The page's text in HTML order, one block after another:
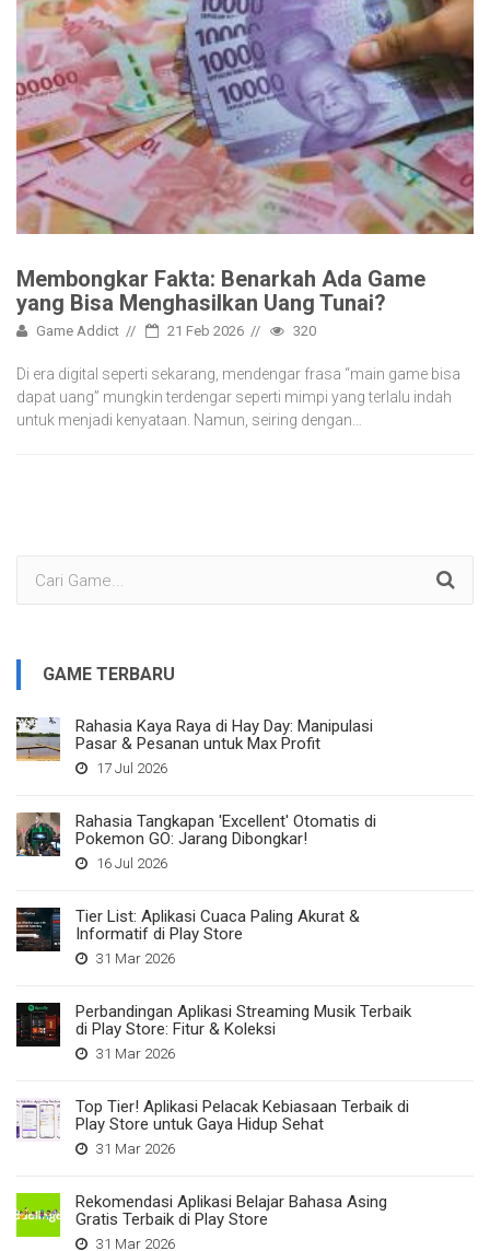
Membongkar Fakta: Benarkah Ada Game
yang Bisa Menghasilkan Uang Tunai?
Game Addict 21 Feb 2026 320
Di era digital seperti sekarang, mendengar frasa “main game bisa
dapat uang” mungkin terdengar seperti mimpi yang terlalu indah
untuk menjadi kenyataan. Namun, seiring dengan…
GAME TERBARU
Rahasia Kaya Raya di Hay Day: Manipulasi
Pasar & Pesanan untuk Max Profit
17 Jul 2026
Rahasia Tangkapan 'Excellent' Otomatis di
Pokemon GO: Jarang Dibongkar!
16 Jul 2026
Tier List: Aplikasi Cuaca Paling Akurat &
Informatif di Play Store
31 Mar 2026
Perbandingan Aplikasi Streaming Musik Terbaik
di Play Store: Fitur & Koleksi
31 Mar 2026
Top Tier! Aplikasi Pelacak Kebiasaan Terbaik di
Play Store untuk Gaya Hidup Sehat
31 Mar 2026
Rekomendasi Aplikasi Belajar Bahasa Asing
Gratis Terbaik di Play Store
31 Mar 2026